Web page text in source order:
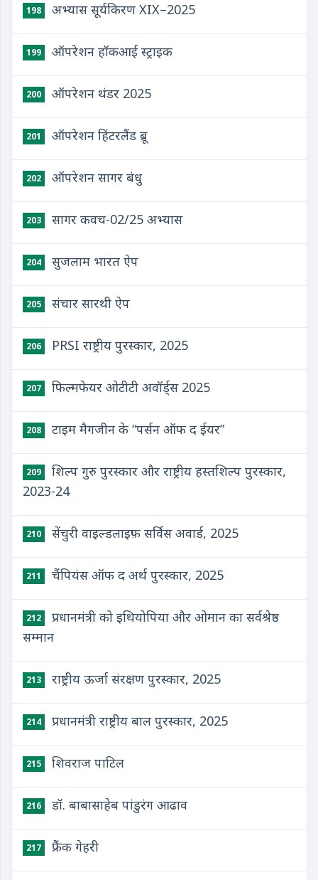
198 अभ्यास सूर्यकिरण XIX–2025
199 ऑपरेशन हॉकआई स्ट्राइक
200 ऑपरेशन थंडर 2025
201 ऑपरेशन हिंटरलैंड ब्रू
202 ऑपरेशन सागर बंधु
203 सागर कवच-02/25 अभ्यास
204 सुजलाम भारत ऐप
205 संचार सारथी ऐप
206 PRSI राष्ट्रीय पुरस्कार, 2025
207 फिल्मफेयर ओटीटी अवॉर्ड्स 2025
208 टाइम मैगजीन के “पर्सन ऑफ द ईयर”
209
शिल्प गुरु पुरस्कार और राष्ट्रीय हस्तशिल्प पुरस्कार,
2023-24
210 सेंचुरी वाइल्डलाइफ़ सर्विस अवार्ड, 2025
211 चैंपियंस ऑफ द अर्थ पुरस्कार, 2025
212
प्रधानमंत्री को इथियोपिया और ओमान का सर्वश्रेष्ठ
सम्मान
213 राष्ट्रीय ऊर्जा संरक्षण पुरस्कार, 2025
214 प्रधानमंत्री राष्ट्रीय बाल पुरस्कार, 2025
215 शिवराज पाटिल
216 डॉ. बाबासाहेब पांडुरंग आढाव
217 फ्रैंक गेहरी